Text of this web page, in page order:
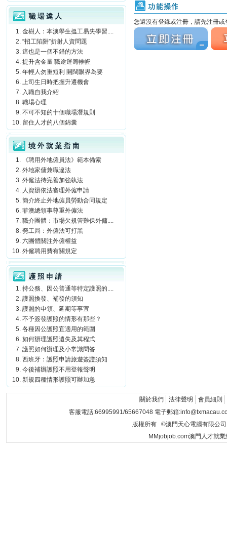
功能操作
您還沒有登錄或注冊，請先注冊
立刻注冊
立刻
職場達人
金樹人：本澳學生搵工易失學習....
“招工陷阱”折射人資問題
這也是一個不錯的方法
提升含金量 職途運籌帷幄
年輕人勿重短利 開闊眼界為要
上司生日時把握升遷機會
入職自我介紹
職場心理
不可不知的十個職場潛規則
留住人才的八個錦囊
境外就業指南
《聘用外地僱員法》範本備索
外地家傭兼職違法
外僱法待完善加強執法
人資辦依法審理外僱申請
簡介終止外地僱員勞動合同規定
菲澳總領事尊重外僱法
職介團體：市場欠規管難保外傭....
勞工局：外僱法可打黑
六團體關注外僱權益
外僱聘用費有關規定
護照申請
持公務、因公普通等特定護照的....
護照換發、補發的須知
護照的申領、延期等事宜
不予簽發護照的情形有那些？
各種因公護照宜適用的範圍
如何辦理護照遺失及其程式
護照如何辦理及小常識問答
西班牙：護照申請旅遊簽證須知
今後補辦護照不用登報聲明
新規四種情形護照可辦加急
關於我們 法律聲明
會員細則
客服電話:66995991/65667048 電子郵箱
版權所有 ©澳門天心電腦有限公
MMjobjob.com澳門人才就